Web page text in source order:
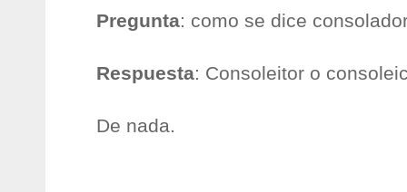
Pregunta: como se dice
Respuesta: Consoleitor o
De nada.